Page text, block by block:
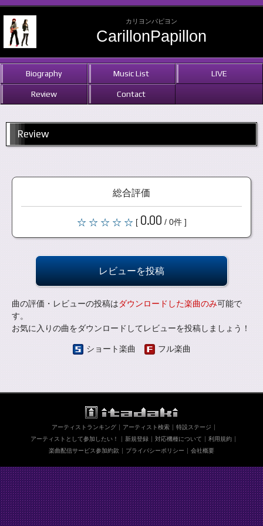
カリヨンパピヨン
CarillonPapillon
Biography Music List LIVE
Review Contact
Review
総合評価
[ 0.00 / 0件 ]
レビューを投稿
曲の評価・レビューの投稿はダウンロードした楽曲のみ可能で
す。
お気に入りの曲をダウンロードしてレビューを投稿しましょう！
ショート楽曲 フル楽曲
アーティストランキング アーティスト検索
特設ステージ
アーティストとして参加したい！
新規登録 対応機種について
利用規約
楽曲配信サービス参加約款
プライバシーポリシー 会社概要